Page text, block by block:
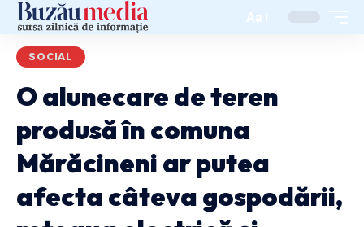
Aa
SOCIAL
O alunecare de teren
produsă în comuna
Mărăcineni ar putea
afecta câteva gospodării,